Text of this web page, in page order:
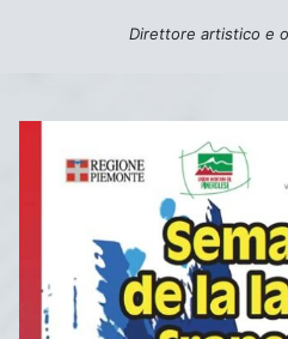
Direttore artistico e